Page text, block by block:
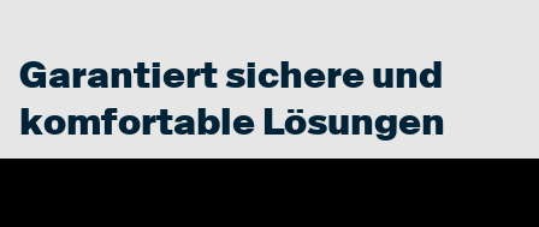
Garantiert sichere und
komfortable Lösungen